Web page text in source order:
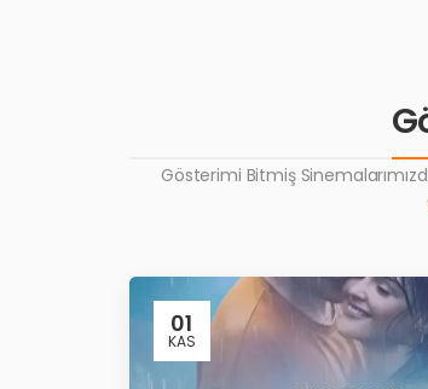
Gösterimi Bitmiş
01
KAS